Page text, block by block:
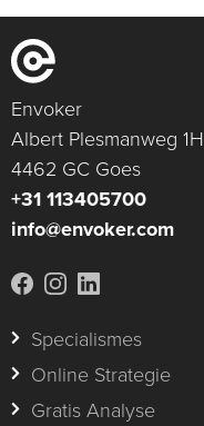
Envoker
Albert Plesmanweg 1H
4462 GC Goes
+31 113405700
info@envoker.com
Specialismes
Online Strategie
Gratis Analyse